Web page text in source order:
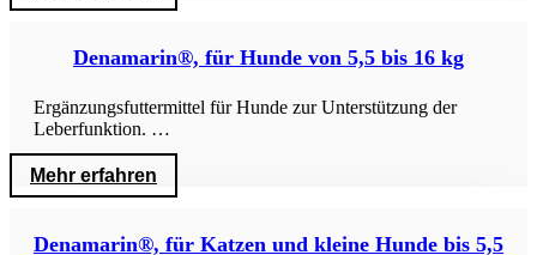
Denamarin®, für Hunde von 5,5 bis 16 kg
Ergänzungsfuttermittel für Hunde zur Unterstützung der
Leberfunktion. …
Mehr erfahren
Denamarin®, für Katzen und kleine Hunde bis 5,5